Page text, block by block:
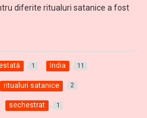
diferite ritualuri satanice a fost
1 India 11
ritualuri satanice 2
sechestrat 1